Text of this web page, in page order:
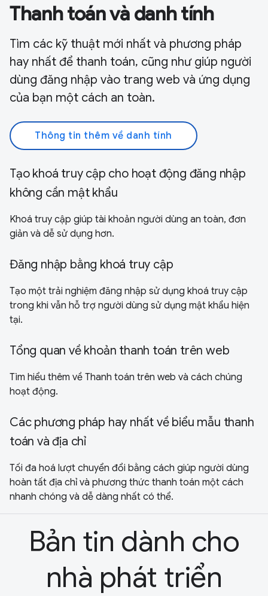
Thanh toán và danh tính
Tìm các kỹ thuật mới nhất và phương pháp
hay nhất để thanh toán, cũng như giúp người
dùng đăng nhập vào trang web và ứng dụng
của bạn một cách an toàn.
Thông tin thêm về danh tính
Tạo khoá truy cập cho hoạt động đăng nhập
không cần mật khẩu
Khoá truy cập giúp tài khoản người dùng an toàn, đơn
giản và dễ sử dụng hơn.
Đăng nhập bằng khoá truy cập
Tạo một trải nghiệm đăng nhập sử dụng khoá truy cập
trong khi vẫn hỗ trợ người dùng sử dụng mật khẩu hiện
tại.
Tổng quan về khoản thanh toán trên web
Tìm hiểu thêm về Thanh toán trên web và cách chúng
hoạt động.
Các phương pháp hay nhất về biểu mẫu thanh
toán và địa chỉ
Tối đa hoá lượt chuyển đổi bằng cách giúp người dùng
hoàn tất địa chỉ và phương thức thanh toán một cách
nhanh chóng và dễ dàng nhất có thể.
Bản tin dành cho
nhà phát triển